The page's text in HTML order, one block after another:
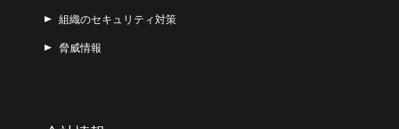
組織のセキュリティ対策
脅威情報